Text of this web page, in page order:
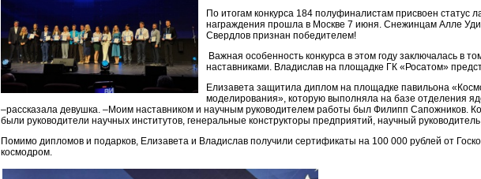
По итогам конкурса 184 полуфиналистам присвоен
награждения прошла в Москве 7 июня. Снежинцам Алле
Свердлов признан победителем!
Важная особенность конкурса в этом году заключалась в
наставниками. Владислав на площадке ГК «Росатом»
Елизавета защитила диплом на площадке павильона
моделирования», которую выполняла на базе отделения
–рассказала девушка. –Моим наставником и научным руководителем работы был Филипп Сапожников.
были руководители научных институтов, генеральные конструкторы предприятий, научный
Помимо дипломов и подарков, Елизавета и Владислав получили сертификаты на 100 000 рублей от
космодром.